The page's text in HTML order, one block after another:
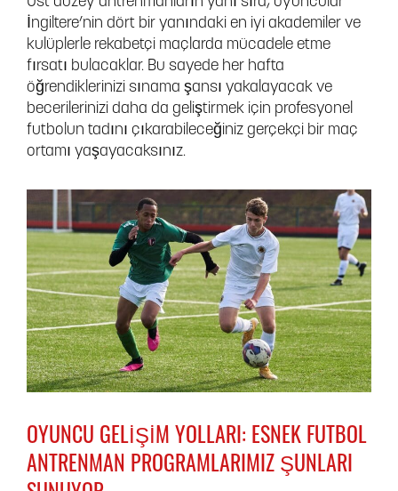
İngiltere’nin dört bir yanındaki en iyi akademiler ve
kulüplerle rekabetçi maçlarda mücadele etme
fırsatı bulacaklar. Bu sayede her hafta
öğrendiklerinizi sınama şansı yakalayacak ve
becerilerinizi daha da geliştirmek için profesyonel
futbolun tadını çıkarabileceğiniz gerçekçi bir maç
ortamı yaşayacaksınız.
OYUNCU GELIŞIM YOLLARI: ESNEK FUTBOL
ANTRENMAN PROGRAMLARIMIZ ŞUNLARI